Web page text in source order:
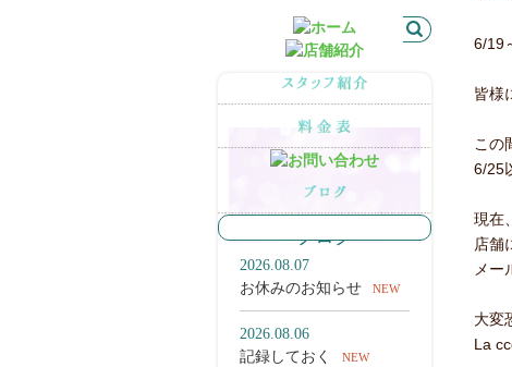
6/19
皆様
この
6/25
現在
店舗
メー
大変
La
ブログ
2026.08.07
お休みのお知らせ
NEW
2026.08.06
記録しておく
NEW